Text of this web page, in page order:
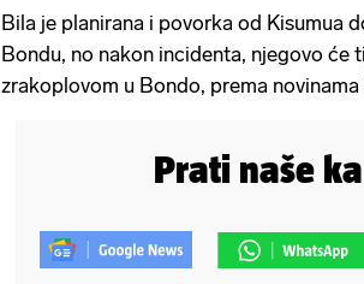
Bila je planirana i povorka od Kisumua
Bondu, no nakon incidenta, njegovo će
zrakoplovom u Bondo, prema
Prati naše